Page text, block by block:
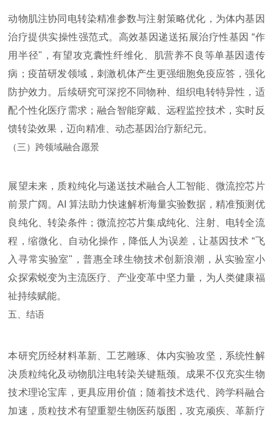
动物肌注协同电转染精准参数与注射策略优化，为体内基因
治疗提供实操性强范式。高效基因递送拓展治疗性基因 “作
用半径"，有望攻克囊性纤维化、肌营养不良等单基因遗传
病；疫苗研发领域，刺激机体产生更强细胞免疫应答，强化
防护效力。后续研究可深挖不同物种、组织电转特异性，适
配个性化医疗需求；融合智能穿戴、远程监控技术，实时反
馈转染效果，迈向精准、动态基因治疗新纪元。
（三）跨领域融合愿景
展望未来，质粒纯化与递送技术融合人工智能、微流控芯片
前景广阔。AI 算法助力快速解析海量实验数据，精准预测优
良纯化、转染条件；微流控芯片集成纯化、注射、电转全流
程，缩微化、自动化操作，降低人为误差，让基因技术 “飞
入寻常实验室"，普惠全球生物技术创新浪潮，从实验室小
众探索蜕变为主流医疗、产业变革中坚力量，为人类健康福
祉持续赋能。
五、结语
本研究历经材料革新、工艺雕琢、体内实验攻坚，系统性解
决质粒纯化及动物肌注电转染关键瓶颈。成果不仅充实生物
技术理论宝库，更具应用价值；随着技术迭代、跨学科融合
加速，质粒技术有望重塑生物医药版图，攻克顽疾、革新疗